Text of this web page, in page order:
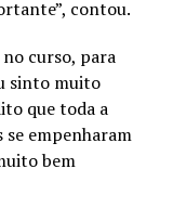
contou.
curso, para
sinto muito
que toda a
empenharam
bem